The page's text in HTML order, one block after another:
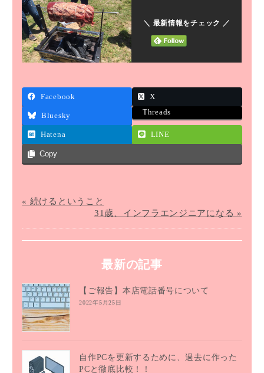
＼ 最新情報をチェック ／
Facebook X
Bluesky Threads
Hatena LINE
Copy
« 続けるということ
31歳、インフラエンジニアになる »
最新の記事
【ご報告】本店電話番号について
2022年5月25日
自作PCを更新するために、過去に作った
PCと徹底比較！！